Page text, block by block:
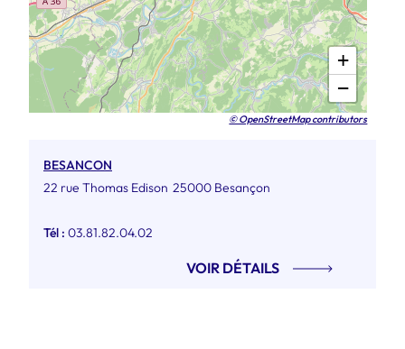
+
−
© OpenStreetMap contributors
BESANCON
22 rue Thomas Edison 25000 Besançon
Tél : 03.81.82.04.02
VOIR DÉTAILS